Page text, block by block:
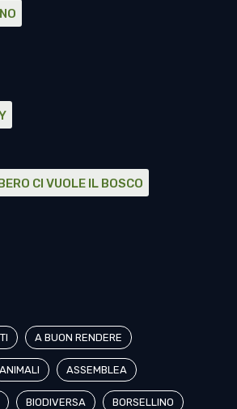
CI VUOLE IL BOSCO
A BUON RENDERE
ANIMALI ASSEMBLEA
BIODIVERSA BORSELLINO